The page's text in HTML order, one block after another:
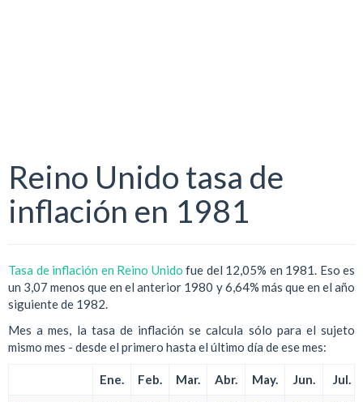
Reino Unido tasa de
inflación en 1981
Tasa de inflación en Reino Unido fue del 12,05% en 1981. Eso es
un 3,07 menos que en el anterior 1980 y 6,64% más que en el año
siguiente de 1982.
Mes a mes, la tasa de inflación se calcula sólo para el sujeto
mismo mes - desde el primero hasta el último día de ese mes:
Ene. Feb. Mar. Abr. May. Jun. Jul.